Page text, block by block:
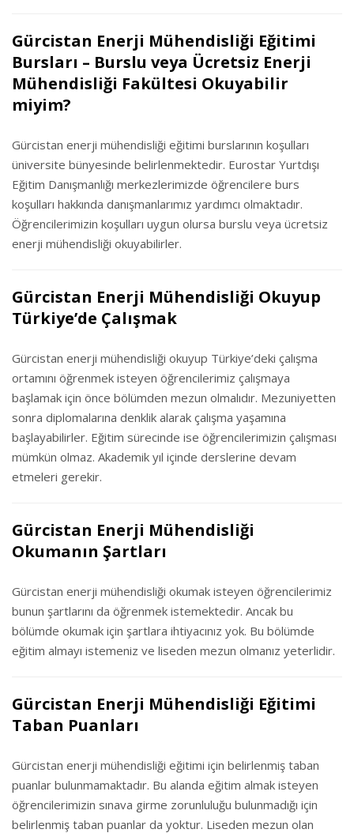
Gürcistan Enerji Mühendisliği Eğitimi
Bursları – Burslu veya Ücretsiz Enerji
Mühendisliği Fakültesi Okuyabilir
miyim?
Gürcistan enerji mühendisliği eğitimi burslarının koşulları
üniversite bünyesinde belirlenmektedir. Eurostar Yurtdışı
Eğitim Danışmanlığı merkezlerimizde öğrencilere burs
koşulları hakkında danışmanlarımız yardımcı olmaktadır.
Öğrencilerimizin koşulları uygun olursa burslu veya ücretsiz
enerji mühendisliği okuyabilirler.
Gürcistan Enerji Mühendisliği Okuyup
Türkiye’de Çalışmak
Gürcistan enerji mühendisliği okuyup Türkiye’deki çalışma
ortamını öğrenmek isteyen öğrencilerimiz çalışmaya
başlamak için önce bölümden mezun olmalıdır. Mezuniyetten
sonra diplomalarına denklik alarak çalışma yaşamına
başlayabilirler. Eğitim sürecinde ise öğrencilerimizin çalışması
mümkün olmaz. Akademik yıl içinde derslerine devam
etmeleri gerekir.
Gürcistan Enerji Mühendisliği
Okumanın Şartları
Gürcistan enerji mühendisliği okumak isteyen öğrencilerimiz
bunun şartlarını da öğrenmek istemektedir. Ancak bu
bölümde okumak için şartlara ihtiyacınız yok. Bu bölümde
eğitim almayı istemeniz ve liseden mezun olmanız yeterlidir.
Gürcistan Enerji Mühendisliği Eğitimi
Taban Puanları
Gürcistan enerji mühendisliği eğitimi için belirlenmiş taban
puanlar bulunmamaktadır. Bu alanda eğitim almak isteyen
öğrencilerimizin sınava girme zorunluluğu bulunmadığı için
belirlenmiş taban puanlar da yoktur. Liseden mezun olan